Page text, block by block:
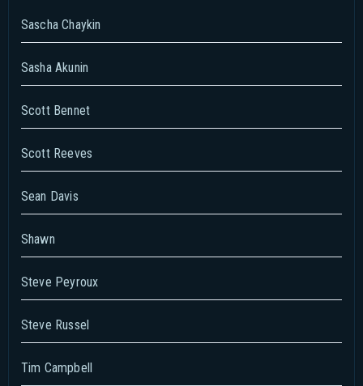
Sascha Chaykin
Sasha Akunin
Scott Bennet
Scott Reeves
Sean Davis
Shawn
Steve Peyroux
Steve Russel
Tim Campbell